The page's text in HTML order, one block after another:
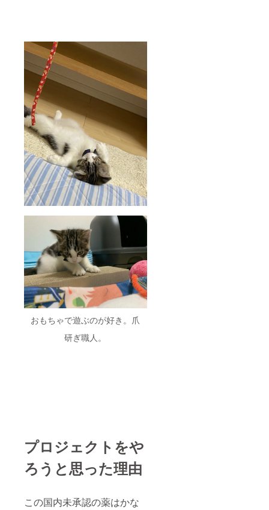
おもちゃで遊ぶのが好き。爪
研ぎ職人。
プロジェクトをや
ろうと思った理由
この国内未承認の薬はかな